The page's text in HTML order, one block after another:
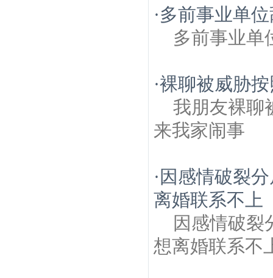
·多前事业单
多前事业单
·裸聊被威胁
我朋友裸聊
来我家闹事
· 因感情破裂
离婚联系不上
因感情破裂
想离婚联系不